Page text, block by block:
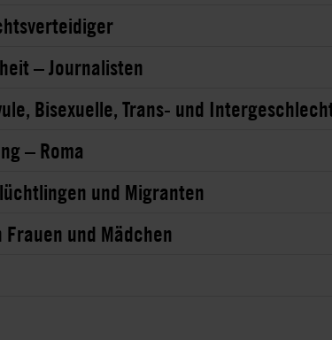
– Journalisten
Bisexuelle, Trans- und
– Roma
und Migranten
Frauen und Mädchen